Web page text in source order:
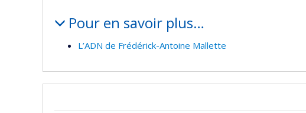
Pour en savoir plus…
L’ADN de Frédérick-Antoine Mallette